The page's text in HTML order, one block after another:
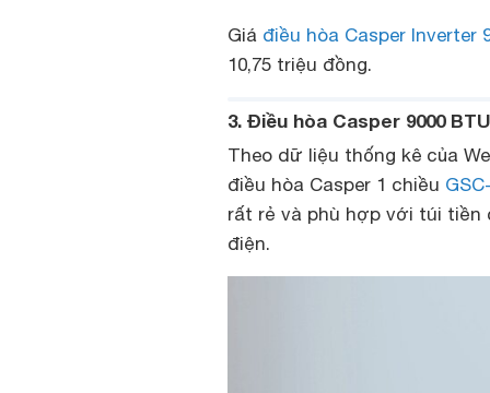
Giá điều hòa Casper Inverter
10,75 triệu đồng.
3. Điều hòa Casper 9000
Theo dữ liệu thống kê của
điều hòa Casper 1 chiều
rất rẻ và phù hợp với túi tiền
điện.